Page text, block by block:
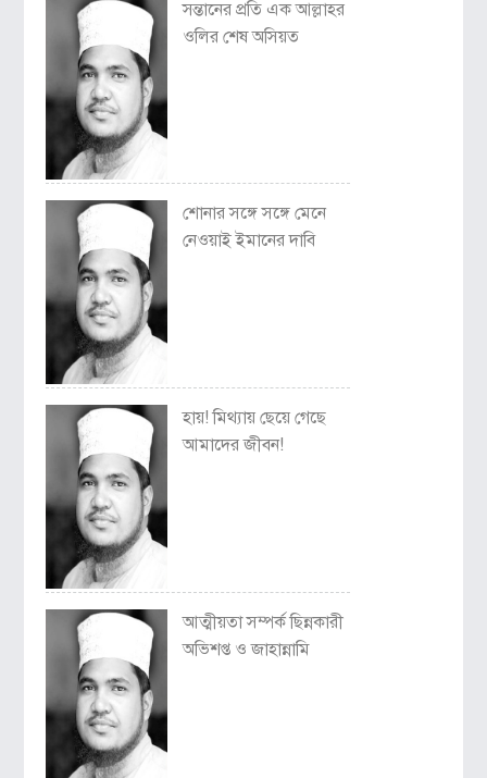
সন্তানের প্রতি এক আল্লাহর
ওলির শেষ অসিয়ত
শোনার সঙ্গে সঙ্গে মেনে
নেওয়াই ইমানের দাবি
হায়! মিথ্যায় ছেয়ে গেছে
আমাদের জীবন!
আত্মীয়তা সম্পর্ক ছিন্নকারী
অভিশপ্ত ও জাহান্নামি